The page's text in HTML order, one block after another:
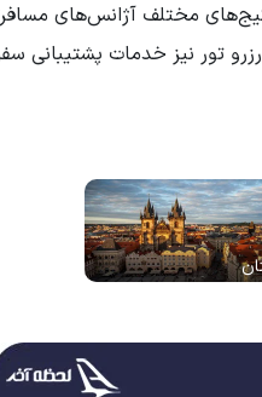
مختلف آژانس‌های
تور نیز خدمات پشتیبانی